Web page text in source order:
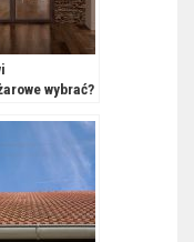
wybrać?